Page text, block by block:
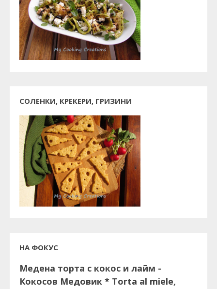
СОЛЕНКИ, КРЕКЕРИ, ГРИЗИНИ
НА ФОКУС
Медена торта с кокос и лайм -
Кокосов Медовик * Torta al miele,